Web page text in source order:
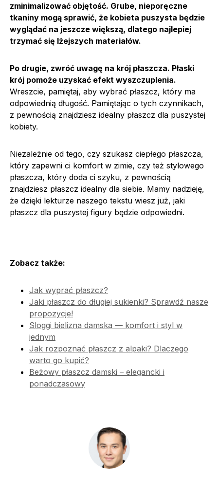
zminimalizować objętość. Grube, nieporęczne
tkaniny mogą sprawić, że kobieta puszysta będzie
wyglądać na jeszcze większą, dlatego najlepiej
trzymać się lżejszych materiałów.
Po drugie, zwróć uwagę na krój płaszcza. Płaski
krój pomoże uzyskać efekt wyszczuplenia.
Wreszcie, pamiętaj, aby wybrać płaszcz, który ma
odpowiednią długość. Pamiętając o tych czynnikach,
z pewnością znajdziesz idealny płaszcz dla puszystej
kobiety.
Niezależnie od tego, czy szukasz ciepłego płaszcza,
który zapewni ci komfort w zimie, czy też stylowego
płaszcza, który doda ci szyku, z pewnością
znajdziesz płaszcz idealny dla siebie. Mamy nadzieję,
że dzięki lekturze naszego tekstu wiesz już, jaki
płaszcz dla puszystej figury będzie odpowiedni.
Zobacz także:
Jak wyprać płaszcz?
Jaki płaszcz do długiej sukienki? Sprawdź nasze
propozycje!
Sloggi bielizna damska — komfort i styl w
jednym
Jak rozpoznać płaszcz z alpaki? Dlaczego
warto go kupić?
Beżowy płaszcz damski – elegancki i
ponadczasowy